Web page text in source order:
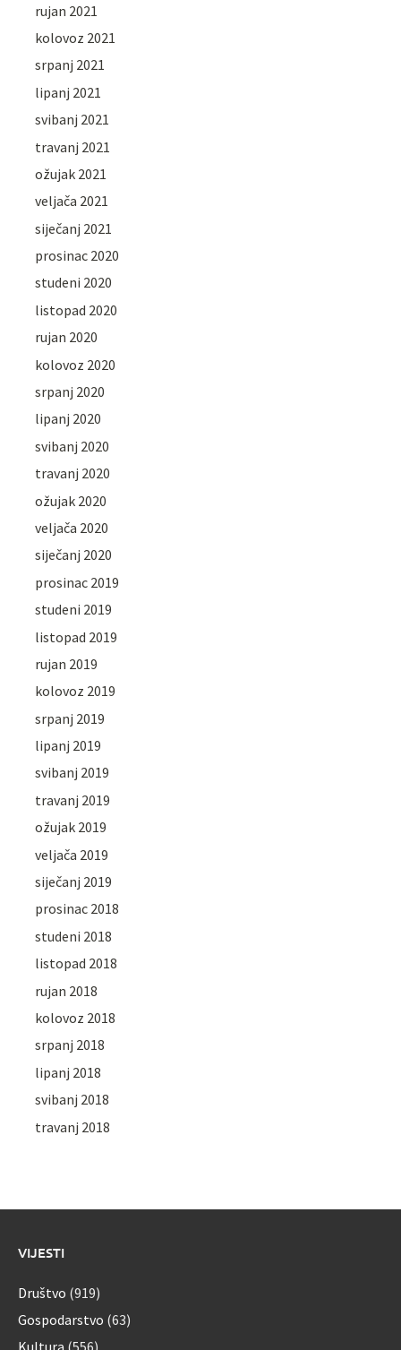
rujan 2021
kolovoz 2021
srpanj 2021
lipanj 2021
svibanj 2021
travanj 2021
ožujak 2021
veljača 2021
siječanj 2021
prosinac 2020
studeni 2020
listopad 2020
rujan 2020
kolovoz 2020
srpanj 2020
lipanj 2020
svibanj 2020
travanj 2020
ožujak 2020
veljača 2020
siječanj 2020
prosinac 2019
studeni 2019
listopad 2019
rujan 2019
kolovoz 2019
srpanj 2019
lipanj 2019
svibanj 2019
travanj 2019
ožujak 2019
veljača 2019
siječanj 2019
prosinac 2018
studeni 2018
listopad 2018
rujan 2018
kolovoz 2018
srpanj 2018
lipanj 2018
svibanj 2018
travanj 2018
VIJESTI
Društvo (919)
Gospodarstvo (63)